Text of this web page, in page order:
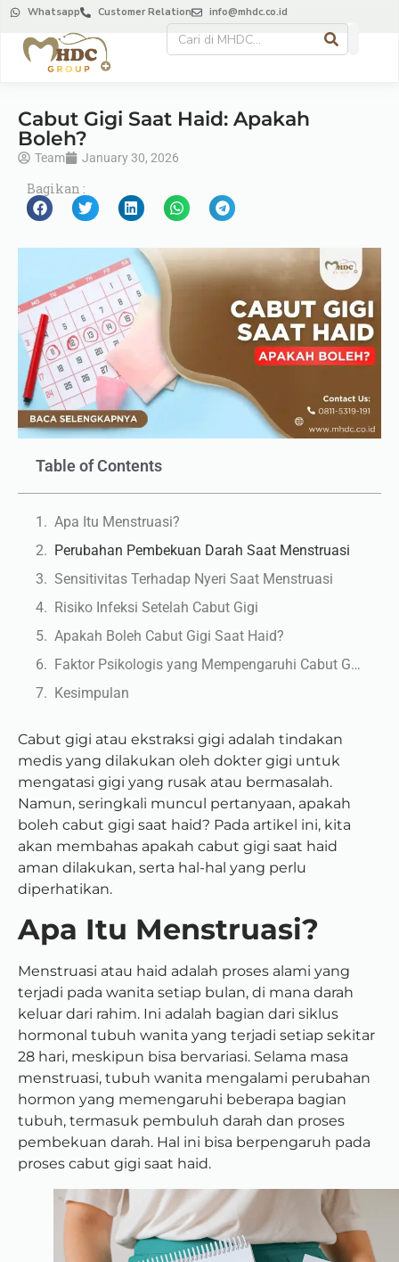
Whatsapp Customer Relation info@mhdc.co.id
Cabut Gigi Saat Haid: Apakah
Boleh?
Team January 30, 2026
Bagikan :
Table of Contents
Apa Itu Menstruasi?
Perubahan Pembekuan Darah Saat Menstruasi
Sensitivitas Terhadap Nyeri Saat Menstruasi
Risiko Infeksi Setelah Cabut Gigi
Apakah Boleh Cabut Gigi Saat Haid?
Faktor Psikologis yang Mempengaruhi Cabut Gigi Saat Haid
Kesimpulan
Cabut gigi atau ekstraksi gigi adalah tindakan
medis yang dilakukan oleh dokter gigi untuk
mengatasi gigi yang rusak atau bermasalah.
Namun, seringkali muncul pertanyaan, apakah
boleh cabut gigi saat haid? Pada artikel ini, kita
akan membahas apakah cabut gigi saat haid
aman dilakukan, serta hal-hal yang perlu
diperhatikan.
Apa Itu Menstruasi?
Menstruasi atau haid adalah proses alami yang
terjadi pada wanita setiap bulan, di mana darah
keluar dari rahim. Ini adalah bagian dari siklus
hormonal tubuh wanita yang terjadi setiap sekitar
28 hari, meskipun bisa bervariasi. Selama masa
menstruasi, tubuh wanita mengalami perubahan
hormon yang memengaruhi beberapa bagian
tubuh, termasuk pembuluh darah dan proses
pembekuan darah. Hal ini bisa berpengaruh pada
proses cabut gigi saat haid.